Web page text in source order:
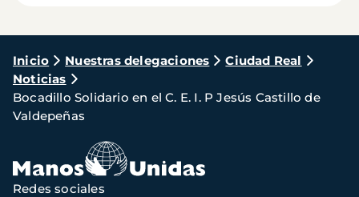
Ruta
de
navegación
Inicio Nuestras delegaciones
Ciudad Real
Noticias
Bocadillo Solidario en el C. E. I. P Jesús Castillo de
Valdepeñas
Redes sociales